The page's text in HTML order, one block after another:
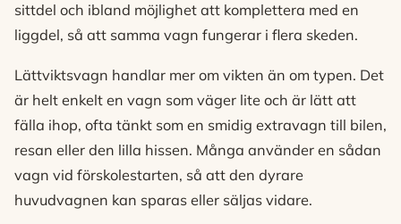
sittdel och ibland möjlighet att komplettera med en
liggdel, så att samma vagn fungerar i flera skeden.
Lättviktsvagn handlar mer om vikten än om typen. Det
är helt enkelt en vagn som väger lite och är lätt att
fälla ihop, ofta tänkt som en smidig extravagn till bilen,
resan eller den lilla hissen. Många använder en sådan
vagn vid förskolestarten, så att den dyrare
huvudvagnen kan sparas eller säljas vidare.